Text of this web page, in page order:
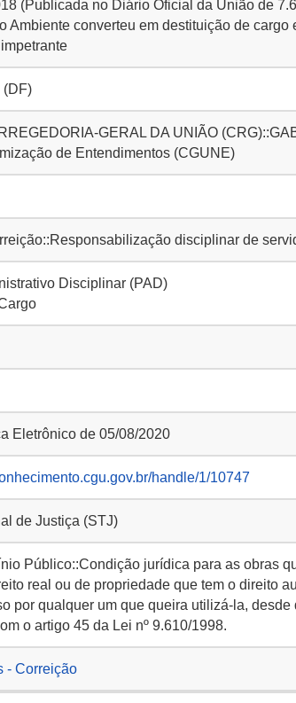
(Publicada no Diário Oficial da União de
Ambiente converteu em destituição de cargo
(DF)
GERAL DA UNIÃO
de Entendimentos (CGUNE)
disciplinar de
Disciplinar (PAD)
Eletrônico de 05/08/2020
handle/1/10747
de Justiça (STJ)
Público::Condição jurídica para as obras
real ou de propriedade que tem o direito
por qualquer um que queira utilizá-la, desde
o artigo 45 da Lei nº 9.610/1998.
- Correição